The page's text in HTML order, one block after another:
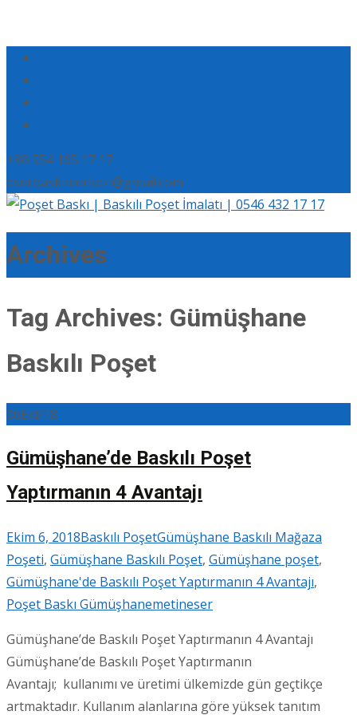
+90 554 165 17 17
eserbaskimerkezi@gmail.com
Archives
Tag Archives: Gümüşhane
Baskılı Poşet
06Eki/18
Gümüşhane’de Baskılı Poşet
Yaptırmanın 4 Avantajı
Ekim 6, 2018Baskılı PoşetGümüşhane Baskılı Mağaza
Poşeti, Gümüşhane Baskılı Poşet, Gümüşhane poşet,
Gümüşhane'de Baskılı Poşet Yaptırmanın 4 Avantajı,
Poşet Baskı Gümüşhanemetineser
Gümüşhane’de Baskılı Poşet Yaptırmanın 4 Avantajı
Gümüşhane’de Baskılı Poşet Yaptırmanın
Avantajı; kullanımı ve üretimi ülkemizde gün geçtikçe
artmaktadır. Kullanım alanlarına göre yüksek tanıtım